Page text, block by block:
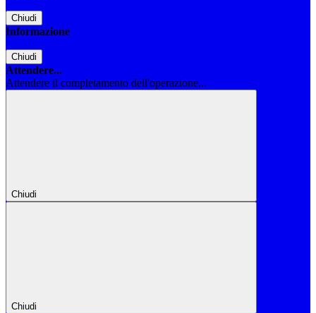
Chiudi
Informazione
Chiudi
Attendere...
Attendere il completamento dell'operazione...
Chiudi
Chiudi